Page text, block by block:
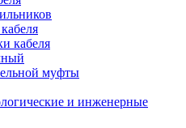
кабеля
муфты
и инженерные